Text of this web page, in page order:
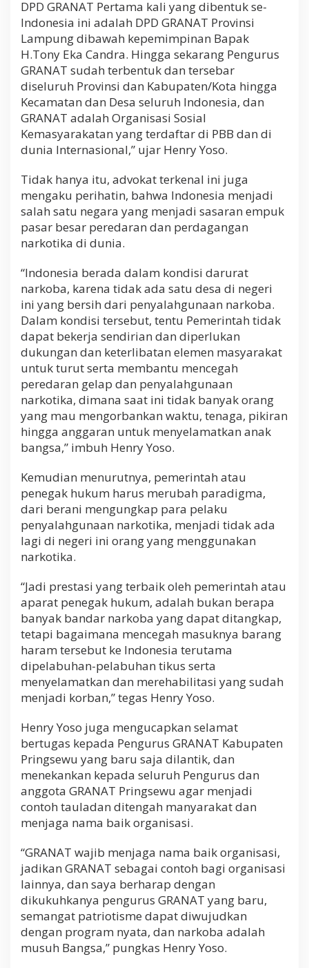
DPD GRANAT Pertama kali yang dibentuk se-
Indonesia ini adalah DPD GRANAT Provinsi
Lampung dibawah kepemimpinan Bapak
H.Tony Eka Candra. Hingga sekarang Pengurus
GRANAT sudah terbentuk dan tersebar
diseluruh Provinsi dan Kabupaten/Kota hingga
Kecamatan dan Desa seluruh Indonesia, dan
GRANAT adalah Organisasi Sosial
Kemasyarakatan yang terdaftar di PBB dan di
dunia Internasional,” ujar Henry Yoso.
Tidak hanya itu, advokat terkenal ini juga
mengaku perihatin, bahwa Indonesia menjadi
salah satu negara yang menjadi sasaran empuk
pasar besar peredaran dan perdagangan
narkotika di dunia.
“Indonesia berada dalam kondisi darurat
narkoba, karena tidak ada satu desa di negeri
ini yang bersih dari penyalahgunaan narkoba.
Dalam kondisi tersebut, tentu Pemerintah tidak
dapat bekerja sendirian dan diperlukan
dukungan dan keterlibatan elemen masyarakat
untuk turut serta membantu mencegah
peredaran gelap dan penyalahgunaan
narkotika, dimana saat ini tidak banyak orang
yang mau mengorbankan waktu, tenaga, pikiran
hingga anggaran untuk menyelamatkan anak
bangsa,” imbuh Henry Yoso.
Kemudian menurutnya, pemerintah atau
penegak hukum harus merubah paradigma,
dari berani mengungkap para pelaku
penyalahgunaan narkotika, menjadi tidak ada
lagi di negeri ini orang yang menggunakan
narkotika.
“Jadi prestasi yang terbaik oleh pemerintah atau
aparat penegak hukum, adalah bukan berapa
banyak bandar narkoba yang dapat ditangkap,
tetapi bagaimana mencegah masuknya barang
haram tersebut ke Indonesia terutama
dipelabuhan-pelabuhan tikus serta
menyelamatkan dan merehabilitasi yang sudah
menjadi korban,” tegas Henry Yoso.
Henry Yoso juga mengucapkan selamat
bertugas kepada Pengurus GRANAT Kabupaten
Pringsewu yang baru saja dilantik, dan
menekankan kepada seluruh Pengurus dan
anggota GRANAT Pringsewu agar menjadi
contoh tauladan ditengah manyarakat dan
menjaga nama baik organisasi.
“GRANAT wajib menjaga nama baik organisasi,
jadikan GRANAT sebagai contoh bagi organisasi
lainnya, dan saya berharap dengan
dikukuhkanya pengurus GRANAT yang baru,
semangat patriotisme dapat diwujudkan
dengan program nyata, dan narkoba adalah
musuh Bangsa,” pungkas Henry Yoso.